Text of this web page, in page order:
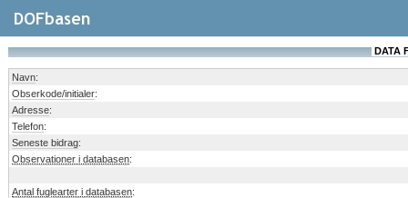
DATA
Navn:
Obserkode/initialer:
Adresse:
Telefon:
Seneste bidrag:
Observationer i databasen:
Antal fuglearter i databasen: